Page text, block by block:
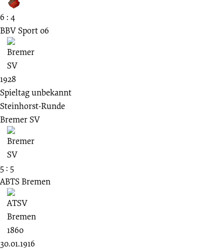
6 : 4
BBV Sport 06
1928
Spieltag unbekannt
Steinhorst-Runde
Bremer SV
5 : 5
ABTS Bremen
30.01.1916